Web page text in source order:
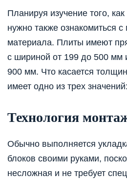
Планируя изучение того,
нужно также ознакомиться с
материала. Плиты имеют
с шириной от 199 до 500 мм
900 мм. Что касается
имеет одно из трех
Технология
Обычно выполняется
блоков своими руками,
несложная и не требует